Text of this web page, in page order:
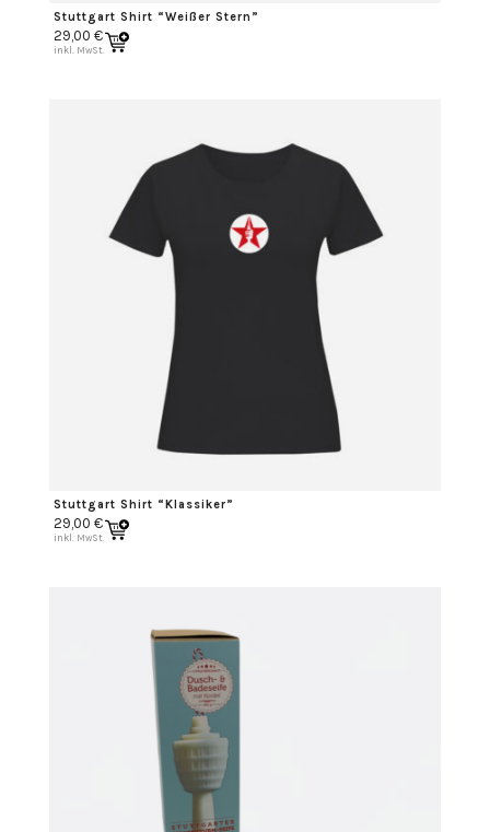
Stuttgart Shirt “Weißer Stern”
29,00 €
inkl. MwSt.
Stuttgart Shirt “Klassiker”
29,00 €
inkl. MwSt.